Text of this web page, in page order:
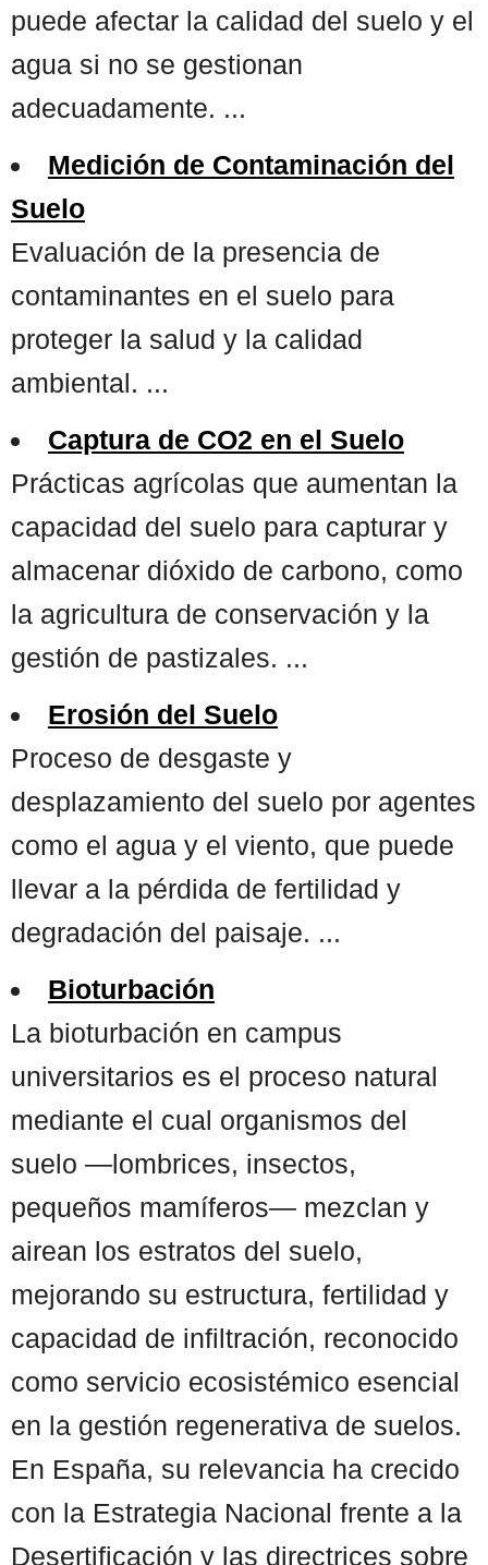
puede afectar la calidad del suelo y el
agua si no se gestionan
adecuadamente. ...
Medición de Contaminación del
Suelo
Evaluación de la presencia de
contaminantes en el suelo para
proteger la salud y la calidad
ambiental. ...
Captura de CO2 en el Suelo
Prácticas agrícolas que aumentan la
capacidad del suelo para capturar y
almacenar dióxido de carbono, como
la agricultura de conservación y la
gestión de pastizales. ...
Erosión del Suelo
Proceso de desgaste y
desplazamiento del suelo por agentes
como el agua y el viento, que puede
llevar a la pérdida de fertilidad y
degradación del paisaje. ...
Bioturbación
La bioturbación en campus
universitarios es el proceso natural
mediante el cual organismos del
suelo —lombrices, insectos,
pequeños mamíferos— mezclan y
airean los estratos del suelo,
mejorando su estructura, fertilidad y
capacidad de infiltración, reconocido
como servicio ecosistémico esencial
en la gestión regenerativa de suelos.
En España, su relevancia ha crecido
con la Estrategia Nacional frente a la
Desertificación y las directrices sobre